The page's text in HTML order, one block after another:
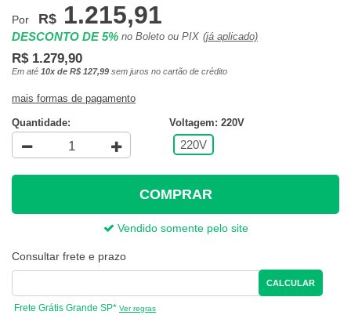
Por R$ 1.215,91
DESCONTO DE 5% no Boleto ou PIX (já aplicado)
R$ 1.279,90
Em até 10x de R$ 127,99 sem juros no cartão de crédito
mais formas de pagamento
Quantidade: Voltagem: 220V
220V
COMPRAR
Vendido somente pelo site
Consultar frete e prazo
CALCULAR
Frete Grátis Grande SP* Ver regras